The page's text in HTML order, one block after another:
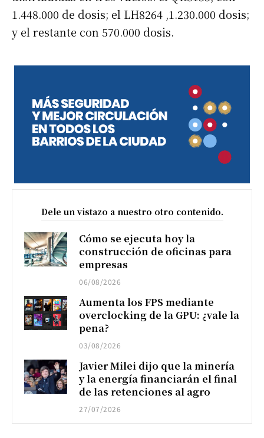
1.448.000 de dosis; el LH8264 ,1.230.000 dosis;
y el restante con 570.000 dosis.
Dele un vistazo a nuestro otro contenido.
Cómo se ejecuta hoy la
construcción de oficinas para
empresas
06/08/2026
Aumenta los FPS mediante
overclocking de la GPU: ¿vale la
pena?
03/08/2026
Javier Milei dijo que la minería
y la energía financiarán el final
de las retenciones al agro
27/07/2026